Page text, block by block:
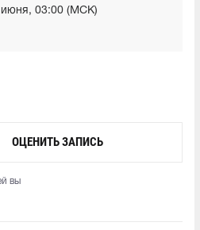
июня, 03:00 (МСК)
ОЦЕНИТЬ ЗАПИСЬ
вы